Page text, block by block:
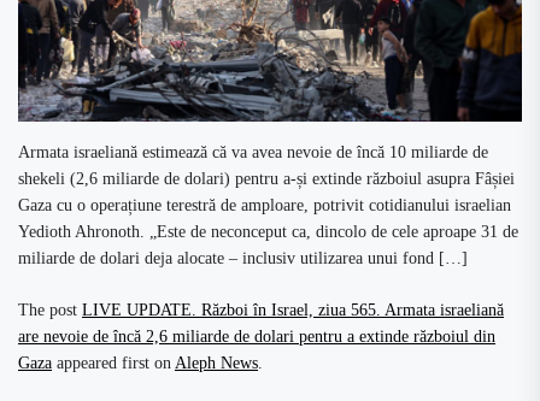
Armata israeliană estimează că va avea nevoie de încă 10 miliarde de
shekeli (2,6 miliarde de dolari) pentru a-și extinde războiul asupra Fâșiei
Gaza cu o operațiune terestră de amploare, potrivit cotidianului israelian
Yedioth Ahronoth. „Este de neconceput ca, dincolo de cele aproape 31 de
miliarde de dolari deja alocate – inclusiv utilizarea unui fond […]
The post LIVE UPDATE. Război în Israel, ziua 565. Armata israeliană
are nevoie de încă 2,6 miliarde de dolari pentru a extinde războiul din
Gaza appeared first on Aleph News